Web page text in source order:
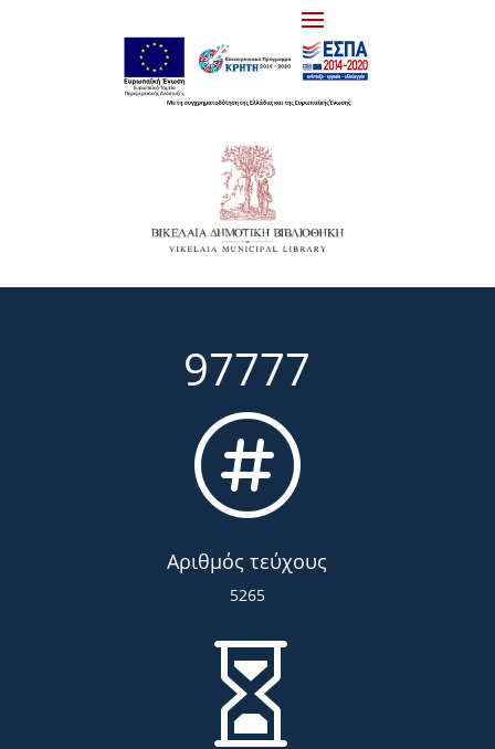
97777

Αριθμός τεύχους
5265
